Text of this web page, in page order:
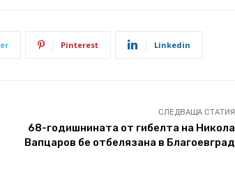
Pinterest Linkedin
СЛЕДВАЩА СТАТИЯ
68-годишнината от гибелта на Никола
Вапцаров бе отбелязана в Благоевград